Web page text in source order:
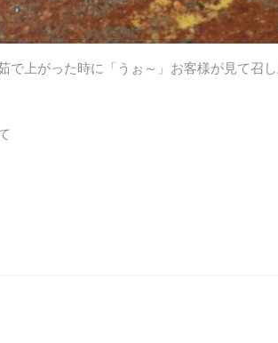
上がった時に「うぉ～」お客様が見て召し